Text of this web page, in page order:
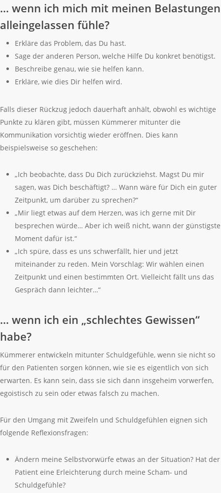
… wenn ich mich mit meinen Belastungen
alleingelassen fühle?
Erkläre das Problem, das Du hast.
Sage der anderen Person, welche Hilfe Du konkret benötigst.
Beschreibe genau, wie sie helfen kann.
Erkläre, wie dies Dir helfen wird.
Falls dieser Rückzug jedoch dauerhaft anhält, obwohl es wichtige
Punkte zu klären gibt, müssen Kümmerer mitunter die
Kommunikation vorsichtig wieder eröffnen. Dies kann
beispielsweise so geschehen:
„Ich beobachte, dass Du Dich zurückziehst. Magst Du mir
sagen, was Dich beschäftigt? … Wann wäre für Dich ein guter
Zeitpunkt, um darüber zu sprechen?“
„Mir liegt etwas auf dem Herzen, was ich gerne mit Dir
besprechen würde… Aber ich weiß nicht, wann der günstigste
Moment dafür ist.“
„Ich spüre, dass es uns schwerfällt, hier und jetzt
miteinander zu reden. Mein Vorschlag: Wir wählen einen
Zeitpunkt und einen bestimmten Ort. Vielleicht fällt uns das
Gespräch dann leichter…“
… wenn ich ein „schlechtes Gewissen“
habe?
Kümmerer entwickeln mitunter Schuldgefühle, wenn sie nicht so
für den Patienten sorgen können, wie sie es eigentlich von sich
erwarten. Es kann sein, dass sie sich dann insgeheim vorwerfen,
egoistisch zu sein oder etwas falsch zu machen.
Für den Umgang mit Zweifeln und Schuldgefühlen eignen sich
folgende Reflexionsfragen:
Ändern meine Selbstvorwürfe etwas an der Situation? Hat der
Patient eine Erleichterung durch meine Scham- und
Schuldgefühle?